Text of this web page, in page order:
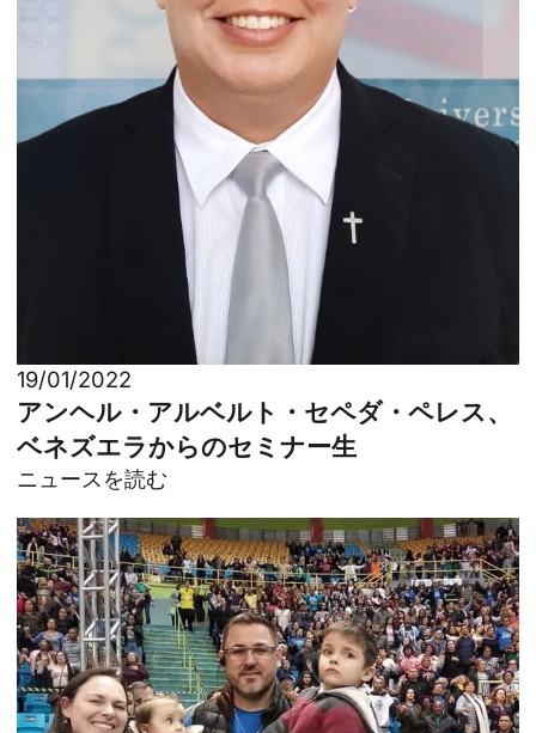
19/01/2022
アンヘル・アルベルト・セペダ・ペレス、
ベネズエラからのセミナー生
ニュースを読む